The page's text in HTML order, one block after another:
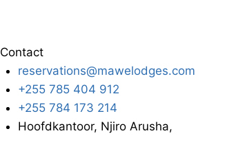
Contact
reservations@mawelodges.com
+255 785 404 912
+255 784 173 214
Hoofdkantoor, Njiro Arusha,